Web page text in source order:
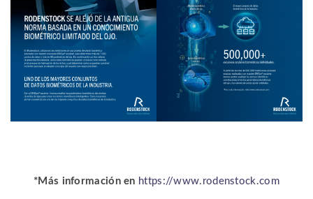
*Más información en https://www.rodenstock.com